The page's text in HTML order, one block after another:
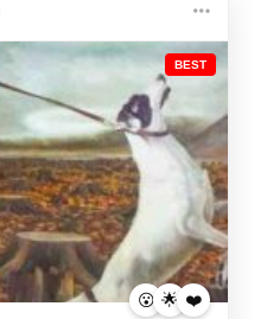
BEST
😮 🌟 ❤️